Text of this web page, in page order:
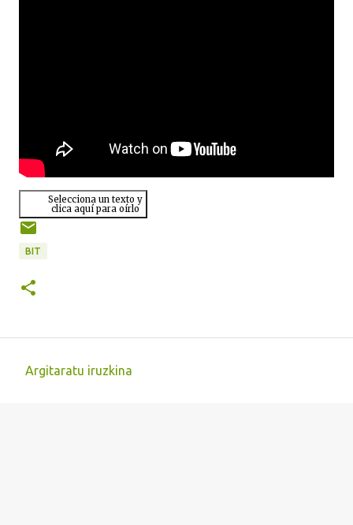
Selecciona un texto y
clica aquí para oírlo
BIT
Argitaratu iruzkina